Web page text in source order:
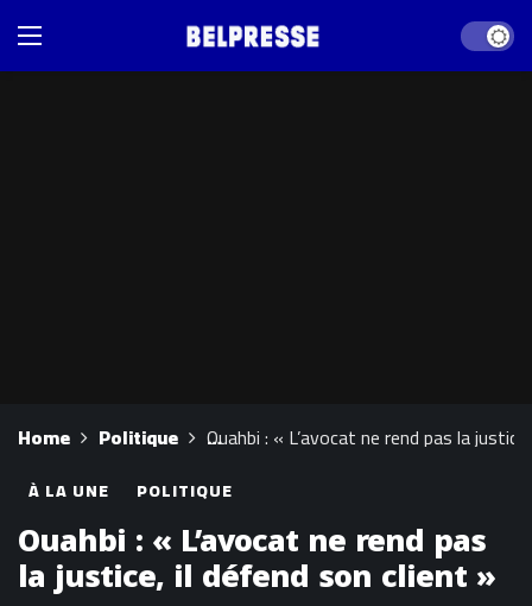
Dark
Home Politique Ouahbi : « L’avocat ne rend pas la
À LA UNE POLITIQUE
Ouahbi : « L’avocat ne rend pas
la justice, il défend son client »